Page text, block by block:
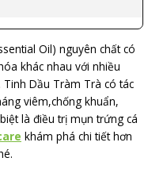
Oil) nguyên chất có
khác nhau với nhiều
Tinh Dầu Tràm Trà có tác
viêm,chống khuẩn,
là điều trị mụn trứng cá
khám phá chi tiết hơn